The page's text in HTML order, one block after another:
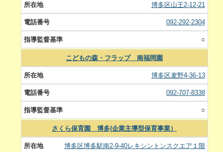
博多区山王2-12-21
092-292-2304
○
こどもの森・フラップ 南福岡園
博多区麦野4-36-13
092-707-8338
○
さくら保育園 博多(企業主導型保育事業）
博多区博多駅南2-9-40レキシントンスクエア１階